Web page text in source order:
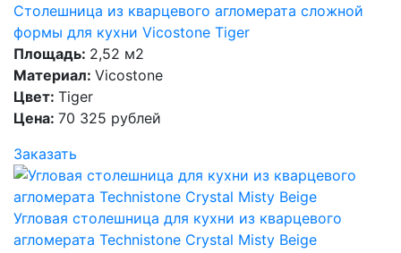
Столешница из кварцевого агломерата сложной
формы для кухни Vicostone Tiger
Площадь: 2,52 м2
Материал: Vicostone
Цвет: Tiger
Цена: 70 325 рублей
Заказать
Угловая столешница для кухни из кварцевого
агломерата Technistone Crystal Misty Beige